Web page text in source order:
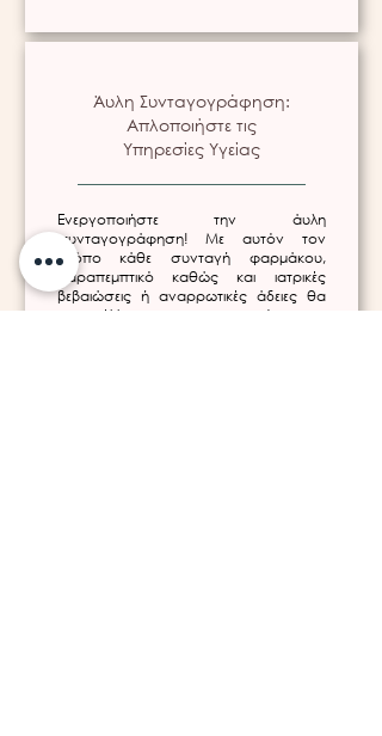
Άυλη Συνταγογράφηση:
Απλοποιήστε τις
Υπηρεσίες Υγείας
Ενεργοποιήστε την άυλη
συνταγογράφηση! Με αυτόν τον
τρόπο κάθε συνταγή φαρμάκου,
παραπεμπτικό καθώς και ιατρικές
βεβαιώσεις ή αναρρωτικές άδειες θα
αποστέλλονται στο κινητό σας